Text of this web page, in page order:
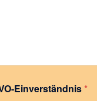
Einverständnis *